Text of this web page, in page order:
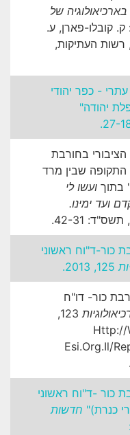
של
ק. קובלו-פארן, ע.
רשות העתיקות,
- כפר יהודי
יהודה"
הציבורי בחורבת
שבין מרד
בתוך ועשו לי
ועד ימינו.
42-31.
כור-ד"וח ראשוני
125, 2013.
כור- דו"ח
123,
2011:
Esi.org.il/
כור -ד"וח ראשוני
חדשות